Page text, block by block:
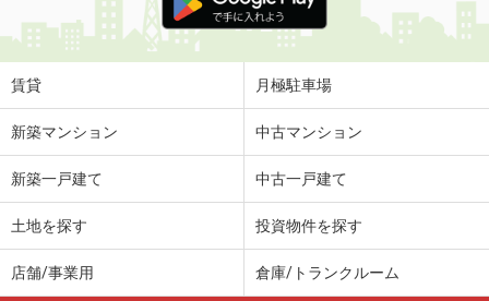
賃貸 月極駐車場
新築マンション 中古マンション
新築一戸建て 中古一戸建て
土地を探す 投資物件を探す
店舗/事業用 倉庫/トランクルーム